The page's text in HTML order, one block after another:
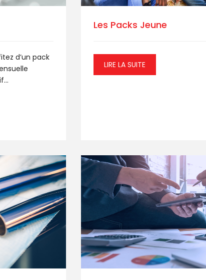
d’un pack
Les Packs Jeune
LIRE LA SUITE